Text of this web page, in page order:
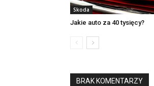
Skoda
Jakie auto za 40 tysięcy?
BRAK KOMENTARZY